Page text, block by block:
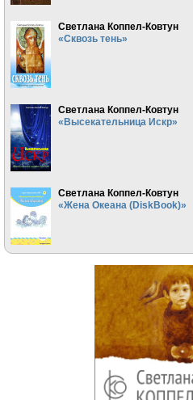
Светлана Коппел-Ковтун
«Сквозь тень»
Светлана Коппел-Ковтун
«Высекательница Искр»
Светлана Коппел-Ковтун
«Жена Океана (DiskBook)»